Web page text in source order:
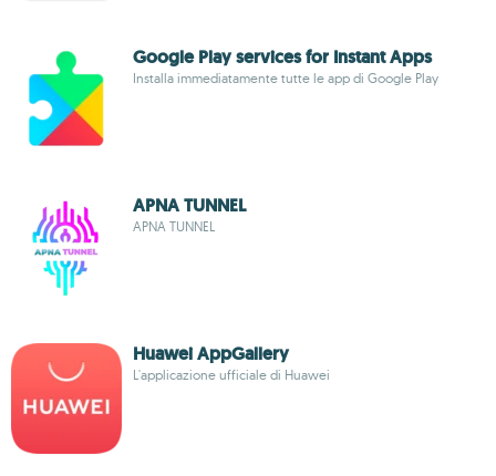
Google Play services for Instant Apps
Installa immediatamente tutte le app di Google Play
APNA TUNNEL
APNA TUNNEL
Huawei AppGallery
L'applicazione ufficiale di Huawei